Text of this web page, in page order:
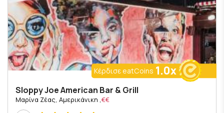
Άτομα
Για 1 άτομο
Δείξε μου εστιατόρια με eatCoins
Κέρδισε eatCoins 1.0x
Sloppy Joe American Bar & Grill
€€
, Μαρίνα Ζέας, Αμερικάνικη